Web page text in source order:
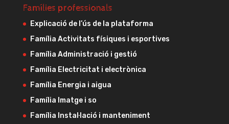
Famílies professionals
Explicació de l’ús de la plataforma
Família Activitats físiques i esportives
Família Administració i gestió
Família Electricitat i electrònica
Família Energia i aigua
Família Imatge i so
Família Instal·lació i manteniment